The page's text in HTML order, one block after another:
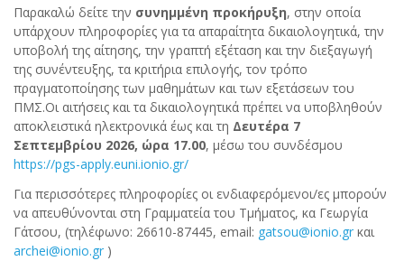
Παρακαλώ δείτε την συνημμένη προκήρυξη, στην οποία
υπάρχουν πληροφορίες για τα απαραίτητα δικαιολογητικά, την
υποβολή της αίτησης, την γραπτή εξέταση και την διεξαγωγή
της συνέντευξης, τα κριτήρια επιλογής, τον τρόπο
πραγματοποίησης των μαθημάτων και των εξετάσεων του
ΠΜΣ.Οι αιτήσεις και τα δικαιολογητικά πρέπει να υποβληθούν
αποκλειστικά ηλεκτρονικά έως και τη Δευτέρα 7
Σεπτεμβρίου 2026, ώρα 17.00, μέσω του συνδέσμου
https://pgs-apply.euni.ionio.gr/
Για περισσότερες πληροφορίες οι ενδιαφερόμενοι/ες μπορούν
να απευθύνονται στη Γραμματεία του Τμήματος, κα Γεωργία
Γάτσου, (τηλέφωνο: 26610-87445, email: gatsou@ionio.gr και
archei@ionio.gr )